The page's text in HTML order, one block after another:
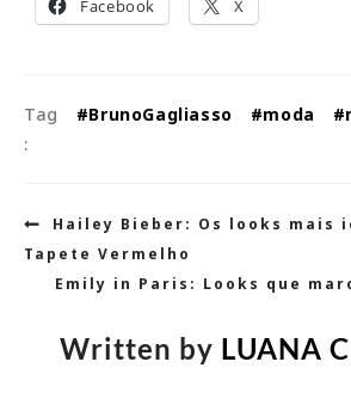
Facebook X
Tag
:
#BrunoGagliasso #moda
Navegação
de
Post
Hailey Bieber: Os looks mais
Tapete Vermelho
Emily in Paris: Looks que
Written by LUANA